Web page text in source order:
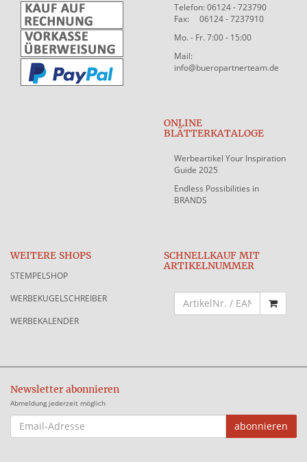
Telefon: 06124 - 723790
Fax: 06124 - 7237910
Mo. - Fr. 7:00 - 15:00
Mail:
info@bueropartnerteam.de
ONLINE
BLÄTTERKATALOGE
Werbeartikel Your Inspiration
Guide 2025
Endless Possibilities in
BRANDS
WEITERE SHOPS
STEMPELSHOP
WERBEKUGELSCHREIBER
WERBEKALENDER
SCHNELLKAUF MIT
ARTIKELNUMMER
Newsletter abonnieren
Abmeldung jederzeit möglich
EMAIL-
ADRESSE
abonnieren